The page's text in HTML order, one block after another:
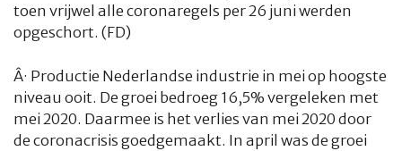
toen vrijwel alle coronaregels per 26 juni werden
opgeschort. (FD)
Â· Productie Nederlandse industrie in mei op hoogste
niveau ooit. De groei bedroeg 16,5% vergeleken met
mei 2020. Daarmee is het verlies van mei 2020 door
de coronacrisis goedgemaakt. In april was de groei